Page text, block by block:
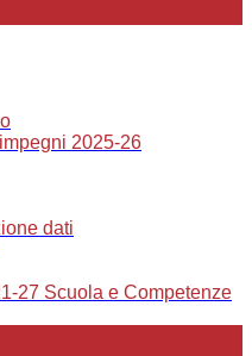
2025-26
dati
27 Scuola e Competenze